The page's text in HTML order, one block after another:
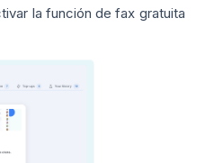
la función de fax gratuita